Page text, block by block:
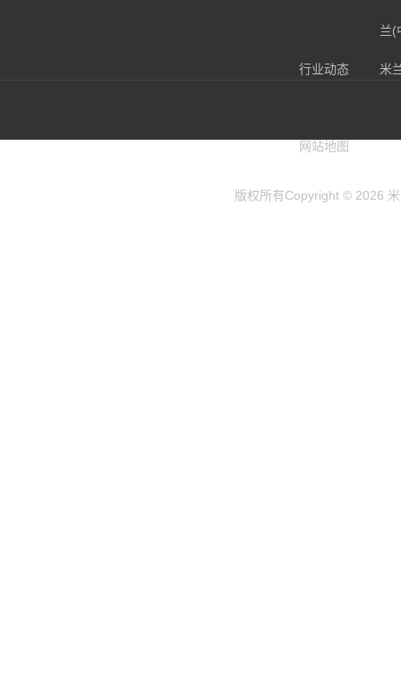
兰(
行业动态 米
网站地图
版权所有Copyright © 2026